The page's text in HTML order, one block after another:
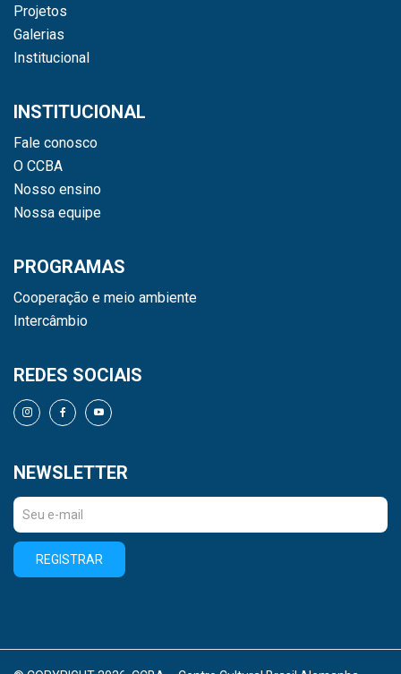
Projetos
Galerias
Institucional
INSTITUCIONAL
Fale conosco
O CCBA
Nosso ensino
Nossa equipe
PROGRAMAS
Cooperação e meio ambiente
Intercâmbio
REDES SOCIAIS
NEWSLETTER
REGISTRAR